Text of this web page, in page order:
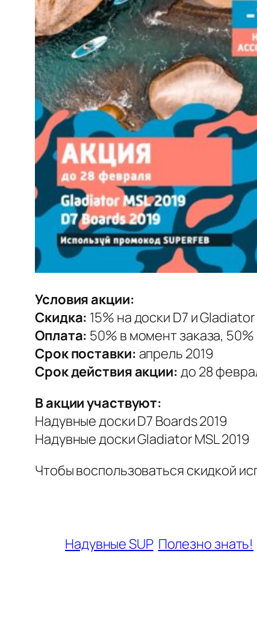
Условия акции:
Скидка: 15% на доски D7 и Gladiator
Оплата: 50% в момент заказа,
Срок поставки: апрель 2019
Срок действия акции: до 28
В акции участвуют:
Надувные доски D7 Boards 2019
Надувные доски Gladiator MSL 2019
Чтобы воспользоваться скидкой
Надувные SUP Полезно знать!